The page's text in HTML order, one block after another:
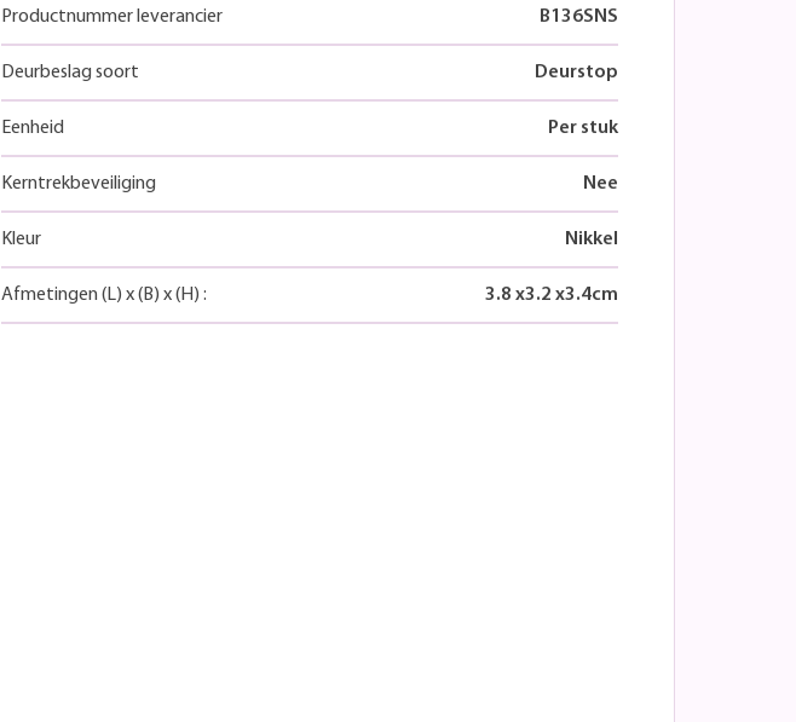
Productnummer leverancier B136SNS
Deurbeslag soort Deurstop
Eenheid Per stuk
Kerntrekbeveiliging Nee
Kleur Nikkel
Afmetingen (L) x(B) x(H) : 3.8 x3.2 x3.4cm